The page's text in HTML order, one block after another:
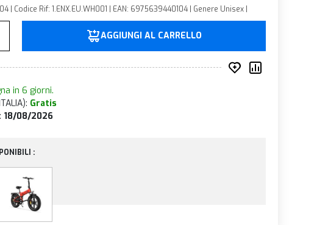
| Codice Rif: 1.ENX.EU.WH001 | EAN: 6975639440104 | Genere Unisex |
AGGIUNGI AL CARRELLO
Inserisci nei
in 6 giorni.
Gratis
18/08/2026
: